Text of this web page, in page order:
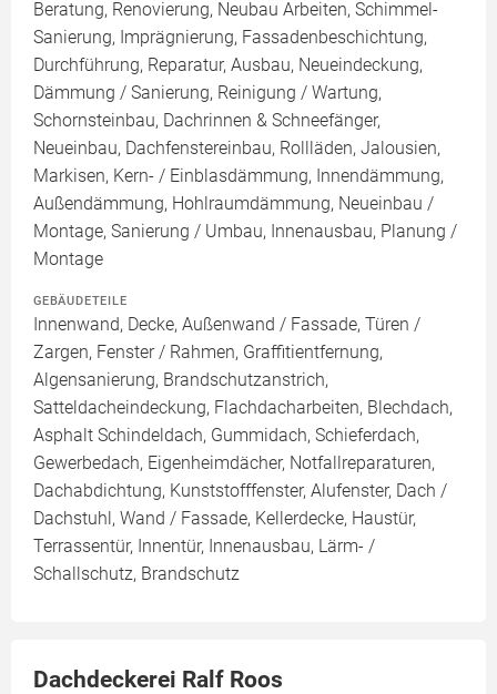
Beratung, Renovierung, Neubau Arbeiten, Schimmel-
Sanierung, Imprägnierung, Fassadenbeschichtung,
Durchführung, Reparatur, Ausbau, Neueindeckung,
Dämmung / Sanierung, Reinigung / Wartung,
Schornsteinbau, Dachrinnen & Schneefänger,
Neueinbau, Dachfenstereinbau, Rollläden, Jalousien,
Markisen, Kern- / Einblasdämmung, Innendämmung,
Außendämmung, Hohlraumdämmung, Neueinbau /
Montage, Sanierung / Umbau, Innenausbau, Planung /
Montage
GEBÄUDETEILE
Innenwand, Decke, Außenwand / Fassade, Türen /
Zargen, Fenster / Rahmen, Graffitientfernung,
Algensanierung, Brandschutzanstrich,
Satteldacheindeckung, Flachdacharbeiten, Blechdach,
Asphalt Schindeldach, Gummidach, Schieferdach,
Gewerbedach, Eigenheimdächer, Notfallreparaturen,
Dachabdichtung, Kunststofffenster, Alufenster, Dach /
Dachstuhl, Wand / Fassade, Kellerdecke, Haustür,
Terrassentür, Innentür, Innenausbau, Lärm- /
Schallschutz, Brandschutz
Dachdeckerei Ralf Roos